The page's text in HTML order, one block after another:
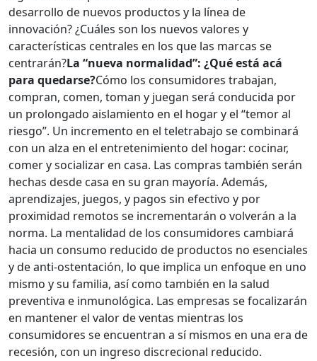
desarrollo de nuevos productos y la línea de
innovación? ¿Cuáles son los nuevos valores y
características centrales en los que las marcas se
centrarán?La “nueva normalidad”: ¿Qué está acá
para quedarse?Cómo los consumidores trabajan,
compran, comen, toman y juegan será conducida por
un prolongado aislamiento en el hogar y el “temor al
riesgo”. Un incremento en el teletrabajo se combinará
con un alza en el entretenimiento del hogar: cocinar,
comer y socializar en casa. Las compras también serán
hechas desde casa en su gran mayoría. Además,
aprendizajes, juegos, y pagos sin efectivo y por
proximidad remotos se incrementarán o volverán a la
norma. La mentalidad de los consumidores cambiará
hacia un consumo reducido de productos no esenciales
y de anti-ostentación, lo que implica un enfoque en uno
mismo y su familia, así como también en la salud
preventiva e inmunológica. Las empresas se focalizarán
en mantener el valor de ventas mientras los
consumidores se encuentran a sí mismos en una era de
recesión, con un ingreso discrecional reducido.